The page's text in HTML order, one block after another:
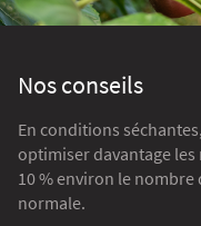
Nos conseils
En conditions
optimiser davantage
10 % environ le
normale.